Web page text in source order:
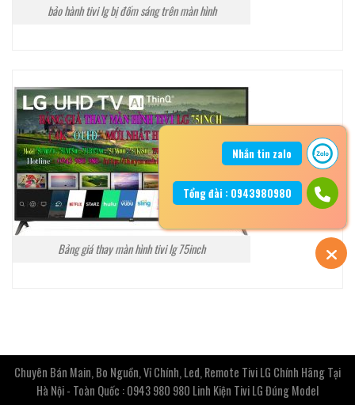
bảo hành tivi lg bị đốm sáng trên màn hình
Bảng giá thay màn hình tivi lg 75inch
Chuyên Bán Main, Bo Nguồn, Vỉ Chính, Led, Remote Tivi LG Chính Hãng Tại
Hà Nội - Toàn Quốc : 0943 980 980 Linh Kiện Tivi LG Đúng Model
Nhắn tin zalo
Tổng đài : 0943980980